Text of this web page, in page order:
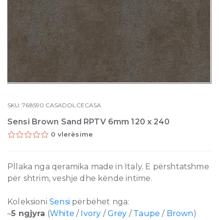
SKU:768590 CASADOLCECASA
Sensi Brown Sand RPTV 6mm 120 x 240
0 vlerësime
Pllaka nga qeramika made in Italy. E përshtatshme
për shtrim, veshje dhe kënde intime.
Koleksioni Sensi përbëhet nga:
–5 ngjyra (White / Ivory /Grey / Taupe / Brown)